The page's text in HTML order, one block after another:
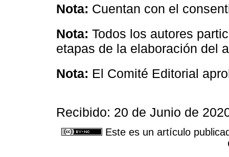
Nota: Cuentan con el
Nota: Todos los autores
etapas de la elaboración del
Nota: El Comité Editorial
Recibido: 20 de Junio de
Este es un artículo